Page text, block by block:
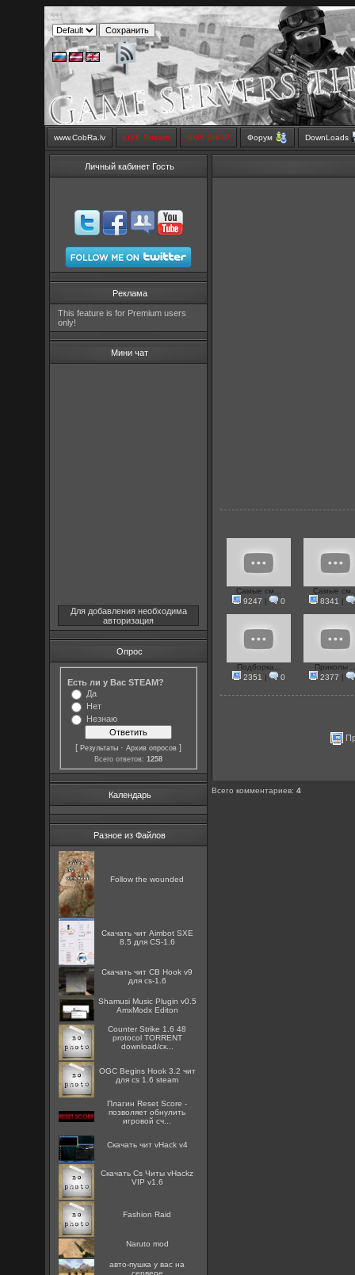
www.CobRa.lv LIVE Stream SMS SHOP Форум DownLoads
Личный кабинет Гость
Реклама
This feature is for Premium users
only!
Мини чат
Для добавления необходима
авторизация
Опрос
Есть ли у Вас STEAM?
Да
Нет
Незнаю
[Результаты ·Архив опросов ]
Всего ответов:1258
Календарь
Разное из Файлов
Follow the wounded
Скачать чит Aimbot SXE
8.5 для CS-1.6
Скачать чит CB Hook v9
для cs-1.6
Shamusi Music Plugin v0.5
AmxModx Editon
Counter Strike 1.6 48
protocol TORRENT
download/ск...
OGC Begins Hook 3.2 чит
для cs 1.6 steam
Плагин Reset Score -
позволяет обнулить
игровой сч...
Скачать чит vHack v4
Скачать Cs Читы vHackz
VIP v1.6
Fashion Raid
Naruto mod
авто-пушка у вас на
сервере
Самые см...
9247 | 0
Самые
8341 |
Подборка...
2351 | 0
Приколы
2377 |
Всего комментариев:4